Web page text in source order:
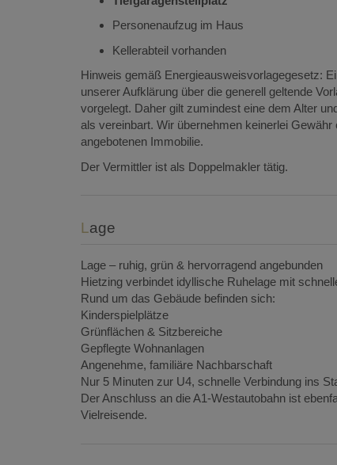
Personenaufzug im Haus
Kellerabteil vorhanden
Hinweis gemäß Energieausweisvorlagegesetz:
unserer Aufklärung über die generell geltende
vorgelegt. Daher gilt zumindest eine dem Alter
als vereinbart. Wir übernehmen keinerlei
angebotenen Immobilie.
Der Vermittler ist als Doppelmakler tätig.
Lage
Lage – ruhig, grün & hervorragend angebunden
Hietzing verbindet idyllische Ruhelage mit
Rund um das Gebäude befinden sich:
Kinderspielplätze
Grünflächen & Sitzbereiche
Gepflegte Wohnanlagen
Angenehme, familiäre Nachbarschaft
Nur 5 Minuten zur U4, schnelle Verbindung ins
Der Anschluss an die A1-Westautobahn ist
Vielreisende.